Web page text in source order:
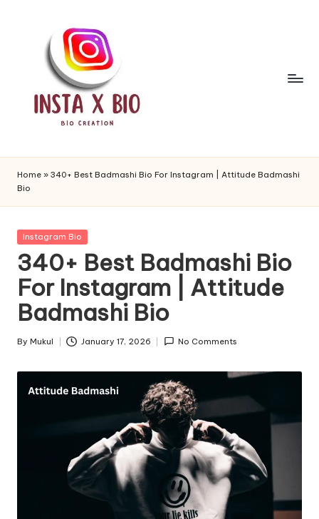
i
n
s
t
a
b
i
o
Home » 340+ Best Badmashi Bio For Instagram | Attitude Badmashi
Bio
Posted
Instagram Bio
340+ Best Badmashi Bio
For Instagram | Attitude
Badmashi Bio
Posted
By Mukul January 17, 2026 No Comments